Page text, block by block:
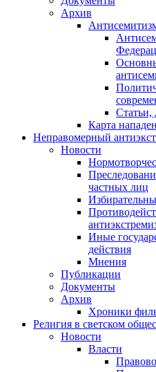
Архив
Статьи,
Карта
Неправомерный
Новости
частных лиц
Иные
действия
Мнения
Публикации
Документы
Архив
Хроники
Религия в светском
Новости
Власти